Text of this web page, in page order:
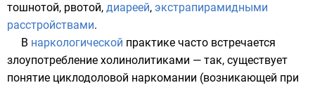
тошнотой, рвотой, диареей, экстрапирамидными
расстройствами.
В наркологической практике часто встречается
злоупотребление холинолитиками — так, существует
понятие циклодоловой наркомании (возникающей при